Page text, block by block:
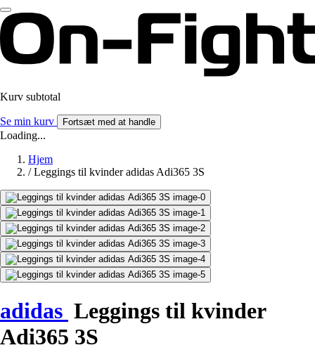
Kurv subtotal
Se min kurv Fortsæt med at handle
Loading...
Hjem
/ Leggings til kvinder adidas Adi365 3S
adidas Leggings til kvinder
Adi365 3S